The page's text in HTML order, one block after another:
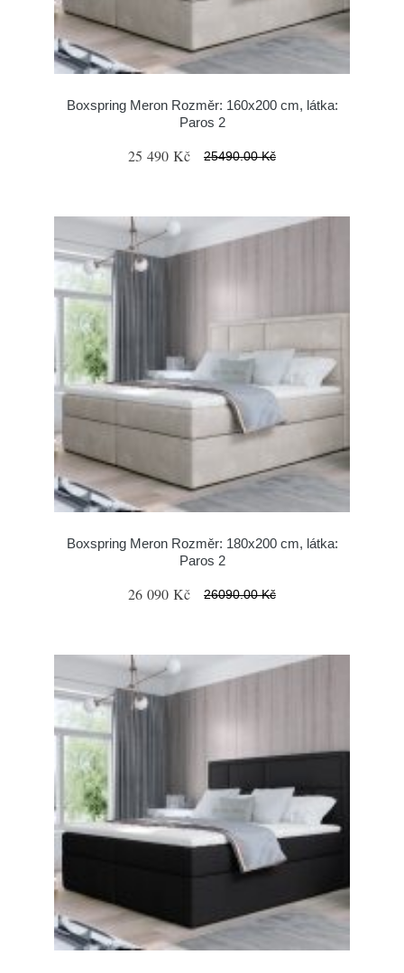
Boxspring Meron Rozměr: 160x200 cm, látka:
Paros 2
25 490 Kč 25490.00 Kč
Boxspring Meron Rozměr: 180x200 cm, látka:
Paros 2
26 090 Kč 26090.00 Kč